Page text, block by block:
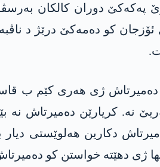
پەکەکێ دوران کالکان
کو دەمەکێ درێژ د
ژی ھەری کێم ب
نە. کریارێن دەمیرتاش
دکارین ھەلوێستی
دهێتە خواستن کو دەمیرتاش